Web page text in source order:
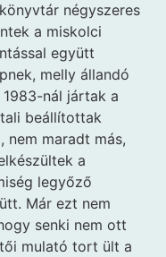
négyszeres
a miskolci
együtt
melly állandó
nál jártak a
beállítottak
nem maradt más,
a
legyőző
Már ezt nem
senki nem ott
mulató tort ült a